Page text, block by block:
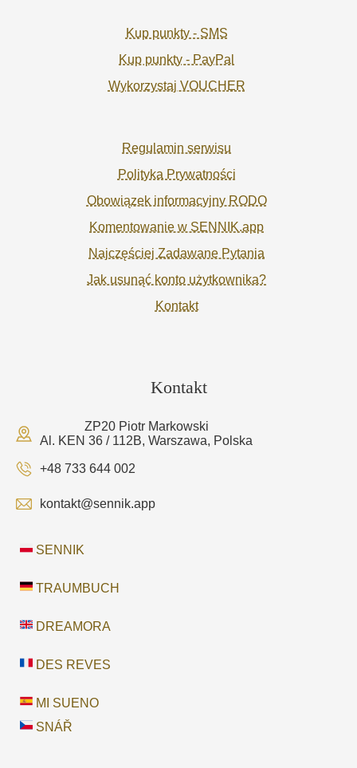
Kup punkty - SMS
Kup punkty - PayPal
Wykorzystaj VOUCHER
Regulamin serwisu
Polityka Prywatności
Obowiązek informacyjny RODO
Komentowanie w SENNIK.app
Najczęściej Zadawane Pytania
Jak usunąć konto użytkownika?
Kontakt
Kontakt
ZP20 Piotr Markowski
Al. KEN 36 / 112B, Warszawa, Polska
+48 733 644 002
kontakt@sennik.app
SENNIK
TRAUMBUCH
DREAMORA
DES REVES
MI SUENO
SNÁŘ